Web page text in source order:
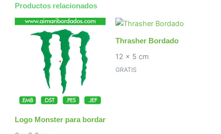
Productos relacionados
Logo Monster para bordar
Thrasher Bordado
12 x 5 cm
GRATIS